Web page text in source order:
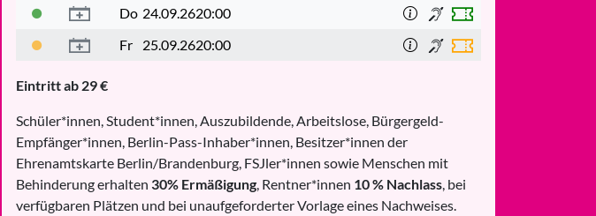
Do 24.09.2620:00
Fr
25.09.2620:00
Eintritt ab 29 €
Schüler*innen, Student*innen, Auszubildende, Arbeitslose, Bürgergeld-
Empfänger*innen, Berlin-Pass-Inhaber*innen, Besitzer*innen der
Ehrenamtskarte Berlin/Brandenburg, FSJler*innen sowie Menschen mit
Behinderung erhalten 30% Ermäßigung, Rentner*innen 10 % Nachlass, bei
verfügbaren Plätzen und bei unaufgeforderter Vorlage eines Nachweises.